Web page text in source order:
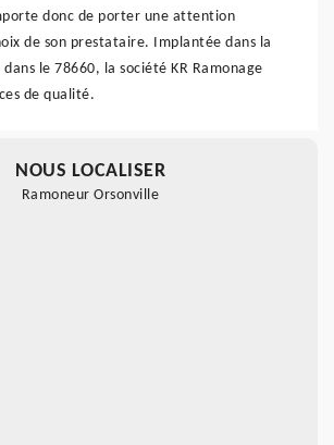
donc de porter une attention
de son prestataire. Implantée dans la
le 78660, la société KR Ramonage
de qualité.
NOUS LOCALISER
Ramoneur Orsonville